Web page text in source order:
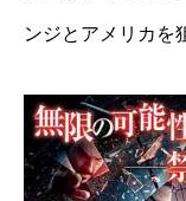
ンジとアメリカ